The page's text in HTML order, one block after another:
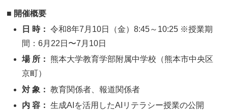
■ 開催概要
日 時： 令和8年7月10日（金）8:45～10:25 ※授業期
間：6月22日〜7月10日
場 所：
熊本大学教育学部附属中学校（熊本市中央区
京町）
対 象 ： 教育関係者、報道関係者
内 容： 生成AIを活用したAIリテラシー授業の公開